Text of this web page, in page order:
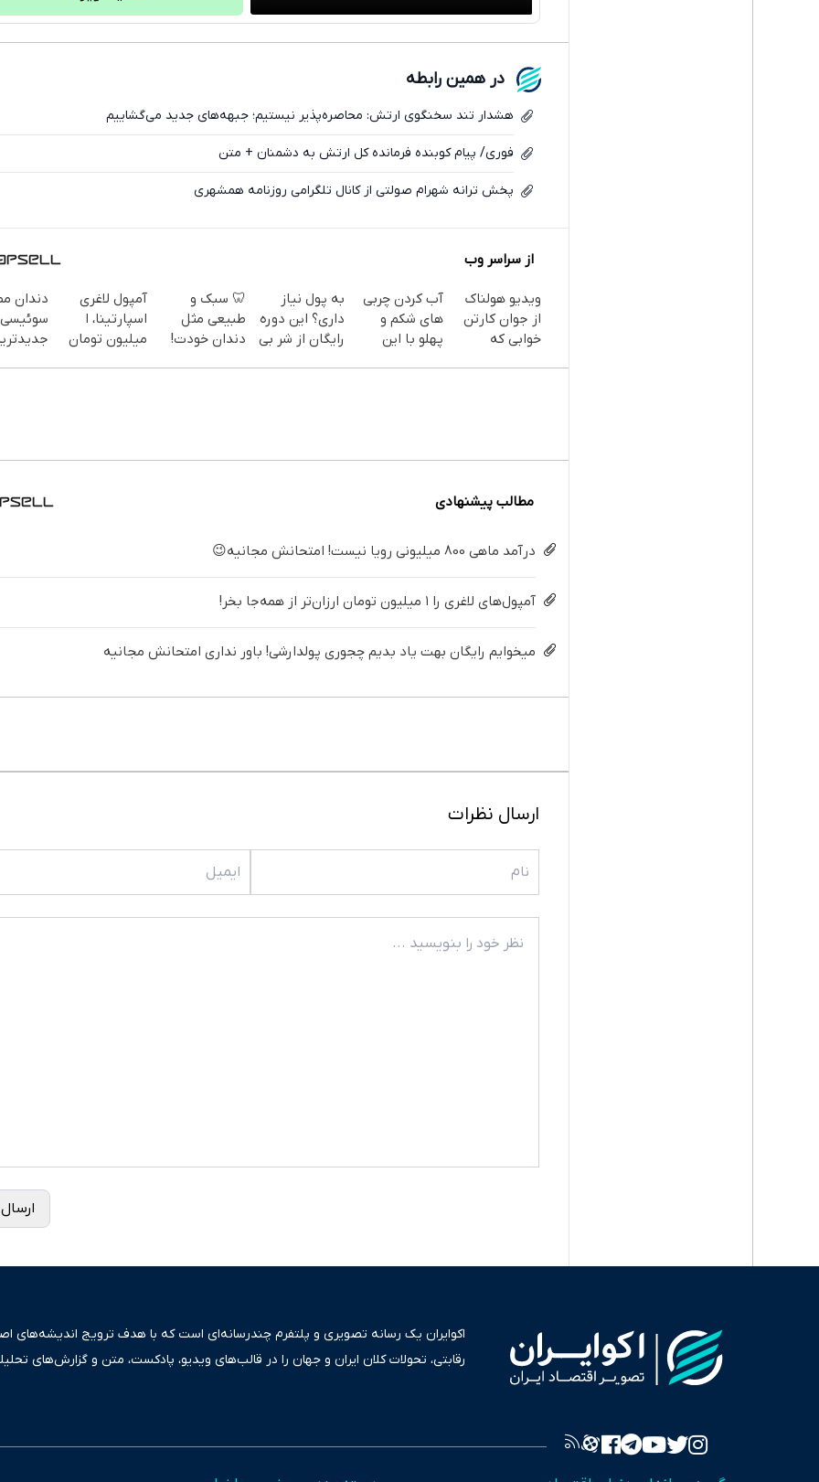
فیسبوک
در همین رابطه
هشدار تند سخنگوی ارتش: محاصره‌پذیر نیستیم؛ جبهه‌های جدید می‌گشاییم
فوری/ پیام کوبنده فرمانده کل ارتش به دشمنان + متن
پخش ترانه شهرام صولتی از کانال تلگرامی روزنامه همشهری
از سراسر وب
ویدیو هولناک
از جوان کارتن
خوابی که
آب کردن چربی
های شکم و
پهلو با این
به پول نیاز
داری؟ این دوره
رایگان از شر بی
🦷 سبک و
طبیعی مثل
دندان خودت!
آمپول لاغری
اسپارتینا، ا
میلیون تومان
دندان
مطالب پیشنهادی
درآمد ماهی 800 میلیونی رویا نیست! امتحانش مجانیه😉
آمپول‌های لاغری را ۱ میلیون تومان ارزان‌تر از همه‌جا بخر!
میخوایم رایگان بهت یاد بدیم چجوری پولدارشی! باور نداری امتحانش مجانیه
ارسال نظرات
اکوایران یک رسانه تصویری و پلتفرم چندرسانه‌ای است که با هدف ترویج اندیشه‌های
رقابتی، تحولات کلان ایران و جهان را در قالب‌های ویدیو، پادکست، متن و گزارش‌های